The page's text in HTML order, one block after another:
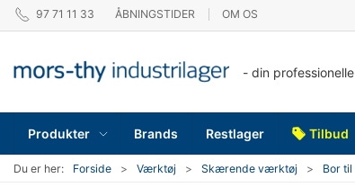
97 71 11 33 ÅBNINGSTIDER OM OS
- din
Produkter Brands Restlager Tilbud
Du er her: Forside Værktøj Skærende værktøj Bor